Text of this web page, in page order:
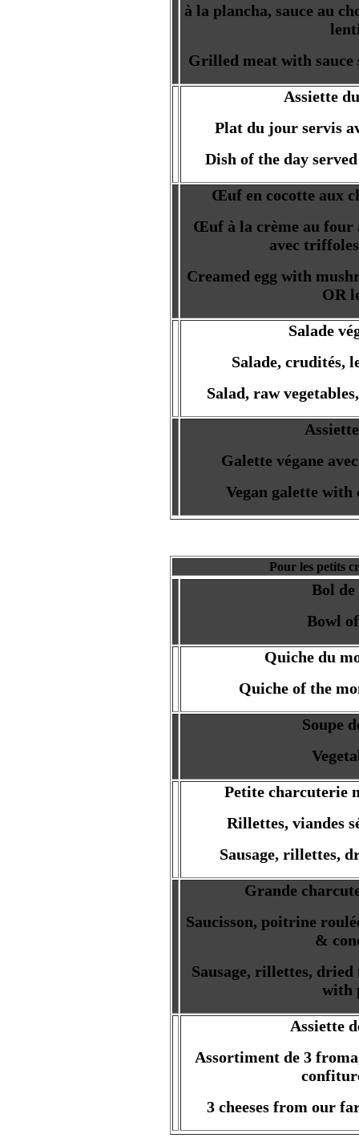
à la plancha, sauce au
Grilled meat with sauce
Assiette
Plat du jour servis
Dish of the day
Œuf en cocotte aux
Œuf à la crème au four
avec
Creamed egg with
OR
Salade
Salade, crudités,
Salad, raw
Galette végane
Vegan galette
Pour les petits
Bol
Bowl
Quiche du
Quiche of the
Soupe
Petite charcuterie
Rillettes, viandes
Sausage, rillettes,
Grande
Saucisson, poitrine
&
Sausage, rillettes,
with
Assiette
Assortiment de 3
3 cheeses from our